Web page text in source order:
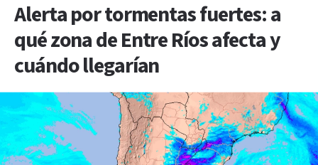
Alerta por tormentas fuertes: a
qué zona de Entre Ríos afecta y
cuándo llegarían